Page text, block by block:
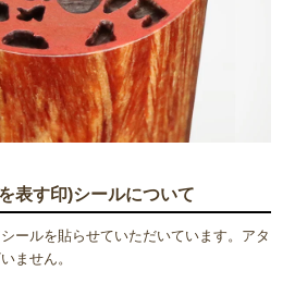
表す印)シールについて
ールを貼らせていただいています。アタ
ません。